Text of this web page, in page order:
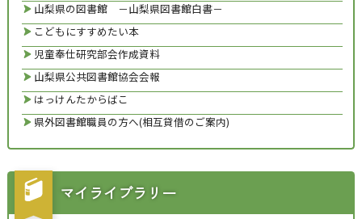
山梨県の図書館 －山梨県図書館白書－
こどもにすすめたい本
児童奉仕研究部会作成資料
山梨県公共図書館協会会報
はっけんたからばこ
県外図書館職員の方へ(相互貸借のご案内)
マイライブラリー